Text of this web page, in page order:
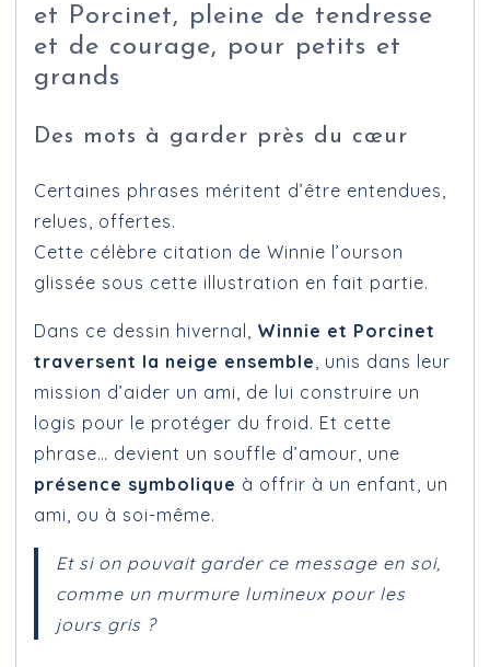
et Porcinet, pleine de tendresse
et de courage, pour petits et
grands
Des mots à garder près du cœur
Certaines phrases méritent d’être entendues,
relues, offertes.
Cette célèbre citation de Winnie l’ourson
glissée sous cette illustration en fait partie.
Dans ce dessin hivernal, Winnie et Porcinet
traversent la neige ensemble, unis dans leur
mission d’aider un ami, de lui construire un
logis pour le protéger du froid. Et cette
phrase… devient un souffle d’amour, une
présence symbolique à offrir à un enfant, un
ami, ou à soi-même.
Et si on pouvait garder ce message en soi,
comme un murmure lumineux pour les
jours gris ?